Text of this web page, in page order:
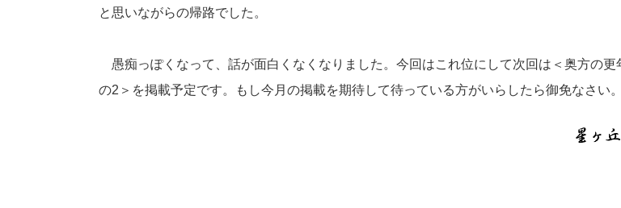
と思いながらの帰路でした。
愚痴っぽくなって、話が面白くなくなりました。今回はこれ位にして次回は＜奥方の更
の2＞を掲載予定です。もし今月の掲載を期待して待っている方がいらしたら御免なさい。